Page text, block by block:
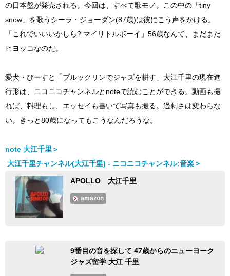
の日本盤が発売される。今回は、すべて歌モノ。この中の「tiny
snow」を歌うシーラ・ジョーダン(87歳)は彼にこう声をかける。
「これでいいいかしら? マイリトルボーイ」56歳なんて、まだまだ
ヒヨッコなのだ。
愛犬・ぴーすと「ブルックリンでジャズを耕す」大江千里の現在進
行形は、ニコニコチャンネルとnoteで読むことができる。動画も撮
れば、料理もし、エッセイも書いて写真も撮る。過剰さは変わらな
い。きっと80歳になってもこうなんだろうな。
note 大江千里＞
大江千里チャンネル(大江千里) - ニコニコチャンネル:音楽＞
APOLLO 大江千里
amazon
9番目の音を探して 47歳からのニューヨーク
ジャズ留学 大江 千里